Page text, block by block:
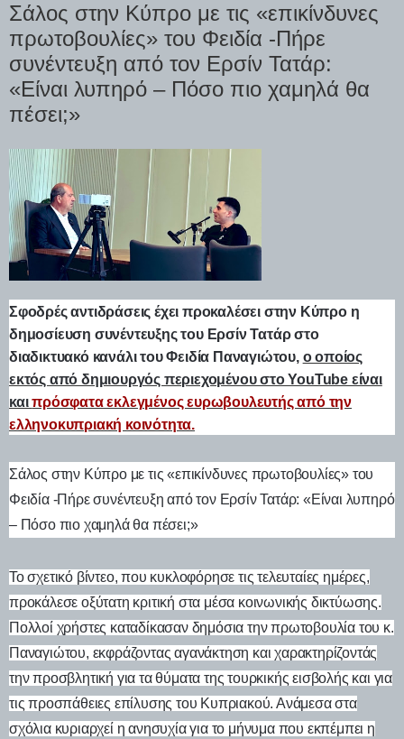
Σάλος στην Κύπρο με τις «επικίνδυνες
πρωτοβουλίες» του Φειδία -Πήρε
συνέντευξη από τον Ερσίν Τατάρ:
«Είναι λυπηρό – Πόσο πιο χαμηλά θα
πέσει;»
Σφοδρές αντιδράσεις έχει προκαλέσει στην Κύπρο η
δημοσίευση συνέντευξης του Ερσίν Τατάρ στο
διαδικτυακό κανάλι του Φειδία Παναγιώτου, ο οποίος
εκτός από δημιουργός περιεχομένου στο YouTube είναι
καιπρόσφατα εκλεγμένος ευρωβουλευτής από την
ελληνοκυπριακή κοινότητα.
Σάλος στην Κύπρο με τις «επικίνδυνες πρωτοβουλίες» του
Φειδία -Πήρε συνέντευξη από τον Ερσίν Τατάρ: «Είναι λυπηρό
– Πόσο πιο χαμηλά θα πέσει;»
Το σχετικό βίντεο, που κυκλοφόρησε τις τελευταίες ημέρες,
προκάλεσε οξύτατη κριτική στα μέσα κοινωνικής δικτύωσης.
Πολλοί χρήστες καταδίκασαν δημόσια την πρωτοβουλία του κ.
Παναγιώτου, εκφράζοντας αγανάκτηση και χαρακτηρίζοντάς
την προσβλητική για τα θύματα της τουρκικής εισβολής και για
τις προσπάθειες επίλυσης του Κυπριακού. Ανάμεσα στα
σχόλια κυριαρχεί η ανησυχία για το μήνυμα που εκπέμπει η